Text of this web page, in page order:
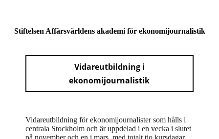
Stiftelsen Affärsvärldens akademi för ekonomijournalistik
Vidareutbildning i
ekonomijournalistik
Vidareutbildning för ekonomijournalister som hålls i
centrala Stockholm och är uppdelad i en vecka i slutet
på november och en i mars, med totalt tio kursdagar